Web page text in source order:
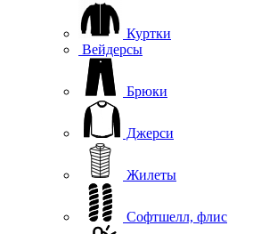
Куртки
Вейдерсы
Брюки
Джерси
Жилеты
Софтшелл, флис